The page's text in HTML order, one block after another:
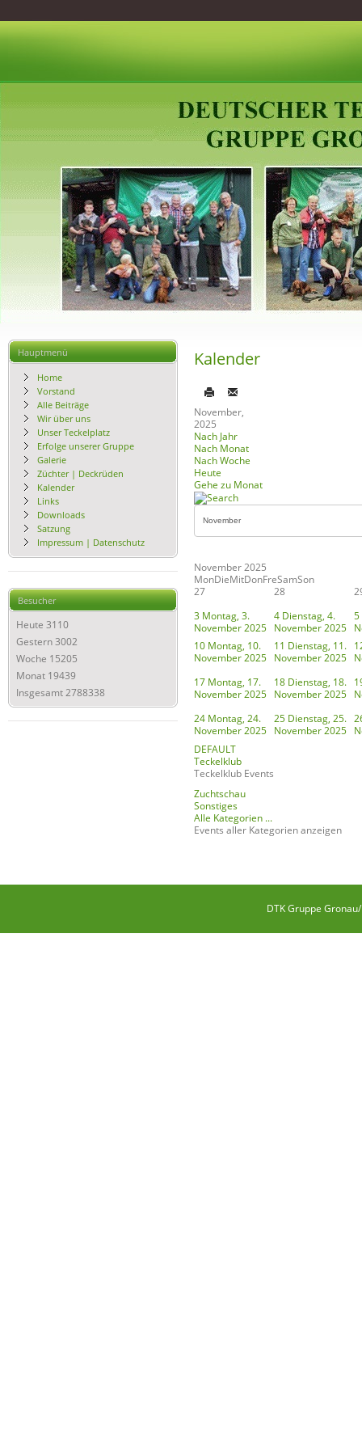
Hauptmenü
Home
Vorstand
Alle Beiträge
Wir über uns
Unser Teckelplatz
Erfolge unserer Gruppe
Galerie
Züchter | Deckrüden
Kalender
Links
Downloads
Satzung
Impressum | Datenschutz
Besucher
Heute 3110
Gestern3002
Woche 15205
Monat 19439
Insgesamt2788338
Kalender
November,
2025
Nach Jahr
Nach Monat
Nach Woche
Heute
Gehe zu Monat
November 2025
MonDieMitDonFreSamSon
27
28
3 Montag, 3.
November 2025
4 Dienstag, 4.
November 2025
5
10 Montag, 10.
November 2025
11 Dienstag, 11.
November 2025
17 Montag, 17.
November 2025
18 Dienstag, 18.
November 2025
24 Montag, 24.
November 2025
25 Dienstag, 25.
November 2025
DEFAULT
Teckelklub
Teckelklub Events
Zuchtschau
Sonstiges
Alle Kategorien ...
Events aller Kategorien anzeigen
DTK Gruppe